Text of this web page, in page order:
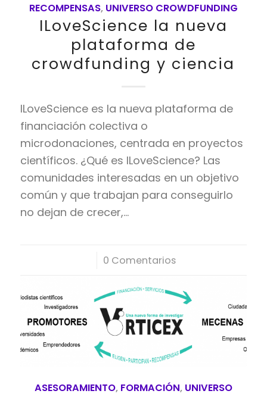
RECOMPENSAS, UNIVERSO CROWDFUNDING
ILoveScience la nueva
plataforma de
crowdfunding y ciencia
ILoveScience es la nueva plataforma de
financiación colectiva o
microdonaciones, centrada en proyectos
científicos. ¿Qué es ILoveScience? Las
comunidades interesadas en un objetivo
común y que trabajan para conseguirlo
no dejan de crecer,…
0 Comentarios
ASESORAMIENTO, FORMACIÓN, UNIVERSO